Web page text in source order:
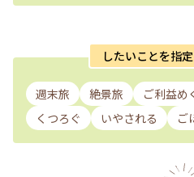
したいことを指
週末旅 絶景旅 ご利益め
くつろぐ
いやされる ご